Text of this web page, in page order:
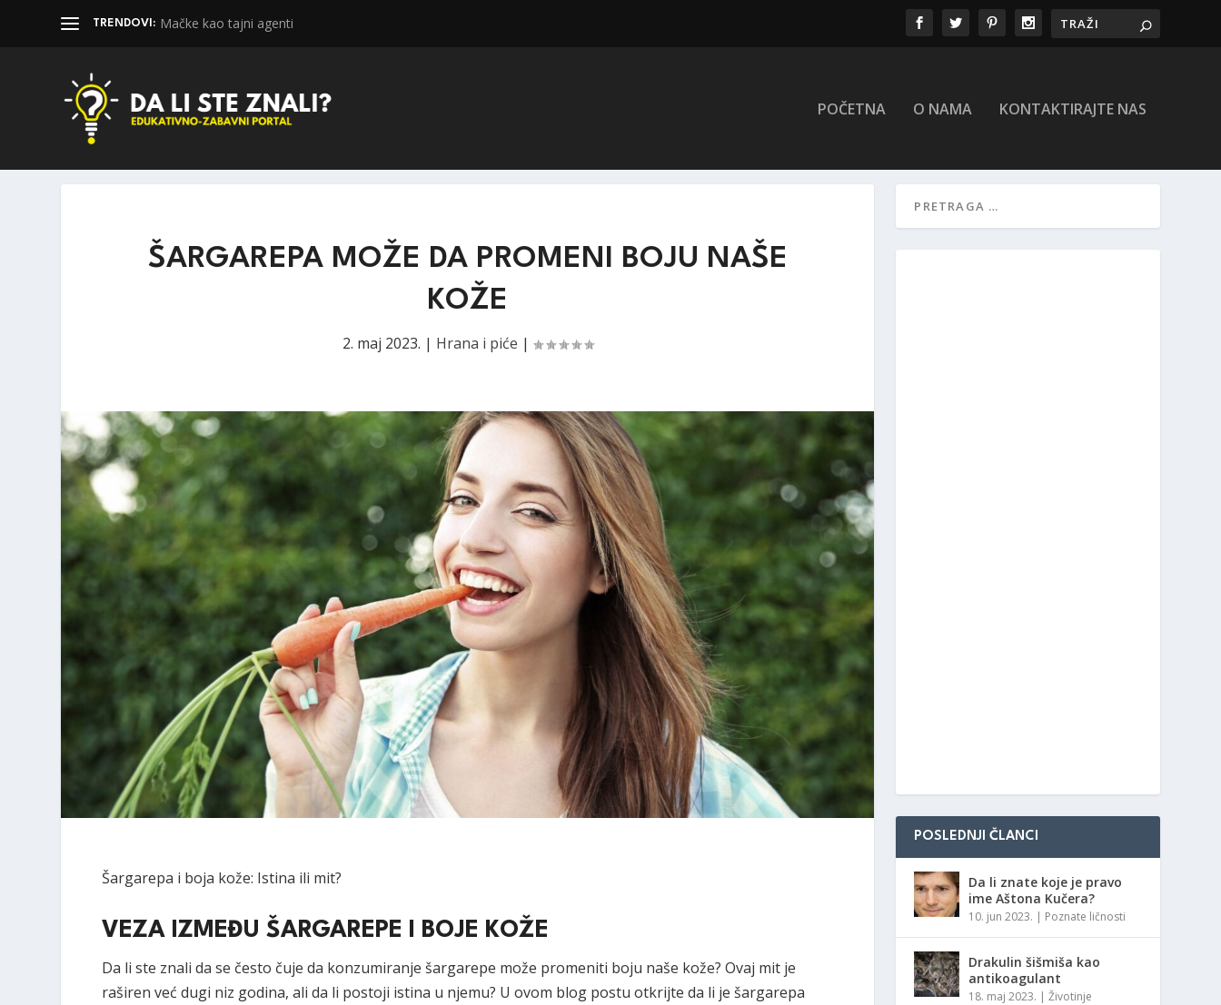
TRENDOVI: Mačke kao tajni agenti
POČETNA O NAMA KONTAKTIRAJTE NAS
ŠARGAREPA MOŽE DA PROMENI BOJU NAŠE
KOŽE
2. maj 2023. | Hrana i piće |
Šargarepa i boja kože: Istina ili mit?
VEZA IZMEĐU ŠARGAREPE I BOJE KOŽE
Da li ste znali da se često čuje da konzumiranje šargarepe može promeniti boju naše kože? Ovaj mit je
raširen već dugi niz godina, ali da li postoji istina u njemu? U ovom blog postu otkrijte da li je šargarepa
POSLEDNJI ČLANCI
Da li znate koje je pravo
ime Aštona Kučera?
10. jun 2023. | Poznate ličnosti
Drakulin šišmiša kao
antikoagulant
18. maj 2023. |Životinje